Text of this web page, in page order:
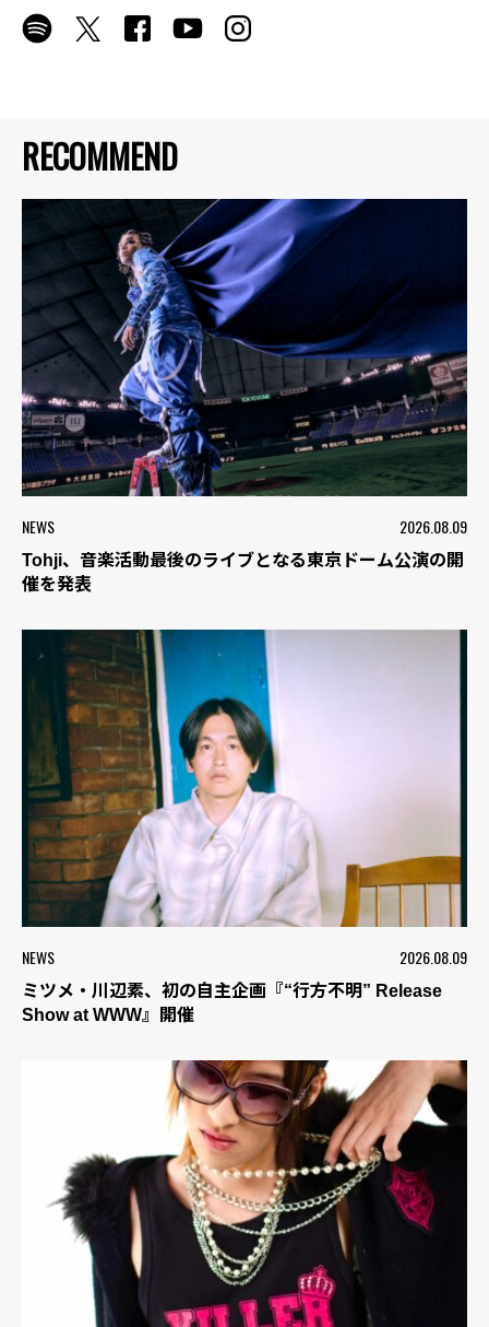
RECOMMEND
NEWS 2026.08.09
Tohji、音楽活動最後のライブとなる東京ドーム公演の開
催を発表
NEWS 2026.08.09
ミツメ・川辺素、初の自主企画『“行方不明” Release
Show at WWW』開催